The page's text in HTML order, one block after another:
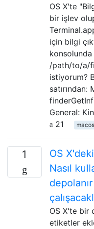
OS X'te
bir işlev
için bilgi
/path/to/a/
istiyorum?
General:
21
macos
1
OS
Nasıl
OS X'te bir
etiketler